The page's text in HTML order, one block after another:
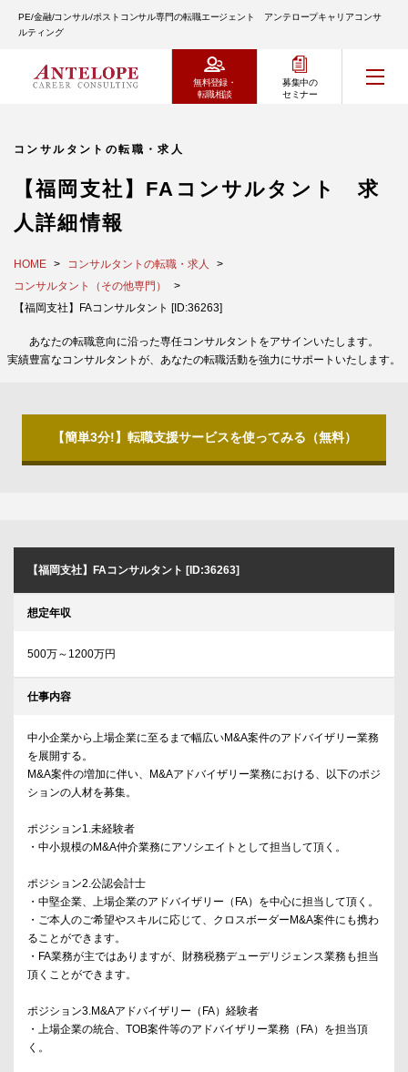
PE/金融/コンサル/ポストコンサル専門の転職エージェント アンテロープキャリアコンサ
ルティング
無料登録・
転職相談
募集中の
セミナー
コンサルタントの転職・求人
【福岡支社】FAコンサルタント 求
人詳細情報
HOME
コンサルタントの転職・求人
コンサルタント（その他専門）
【福岡支社】FAコンサルタント [ID:36263]
あなたの転職意向に沿った専任コンサルタントをアサインいたします。
実績豊富なコンサルタントが、あなたの転職活動を強力にサポートいたします。
【簡単3分!】転職支援サービスを使ってみる（無料）
【福岡支社】FAコンサルタント [ID:36263]
想定年収
500万～1200万円
仕事内容
中小企業から上場企業に至るまで幅広いM&A案件のアドバイザリー業務
を展開する。
M&A案件の増加に伴い、M&Aアドバイザリー業務における、以下のポジ
ションの人材を募集。
ポジション1.未経験者
・中小規模のM&A仲介業務にアソシエイトとして担当して頂く。
ポジション2.公認会計士
・中堅企業、上場企業のアドバイザリー（FA）を中心に担当して頂く。
・ご本人のご希望やスキルに応じて、クロスボーダーM&A案件にも携わ
ることができます。
・FA業務が主ではありますが、財務税務デューデリジェンス業務も担当
頂くことができます。
ポジション3.M&Aアドバイザリー（FA）経験者
・上場企業の統合、TOB案件等のアドバイザリー業務（FA）を担当頂
く。